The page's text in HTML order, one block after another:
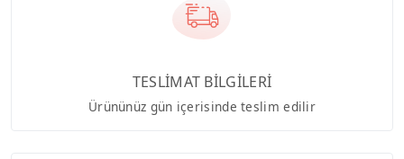
TESLİMAT BİLGİLERİ
Ürününüz gün içerisinde teslim edilir